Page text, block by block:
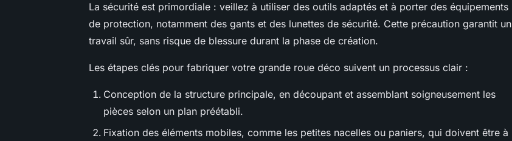
La sécurité est primordiale : veillez à utiliser des outils adaptés et à porter des équipements
de protection, notamment des gants et des lunettes de sécurité. Cette précaution garantit un
travail sûr, sans risque de blessure durant la phase de création.
Les étapes clés pour fabriquer votre grande roue déco suivent un processus clair :
Conception de la structure principale, en découpant et assemblant soigneusement les
pièces selon un plan préétabli.
Fixation des éléments mobiles, comme les petites nacelles ou paniers, qui doivent être à